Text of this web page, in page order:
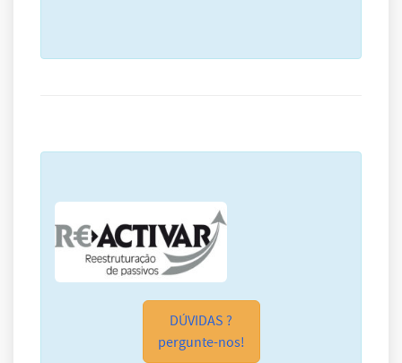
DÚVIDAS ?
pergunte-nos!